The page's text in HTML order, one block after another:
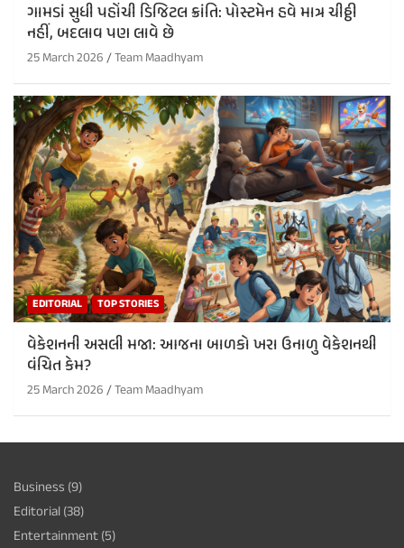
ગામડાં સુધી પહોંચી ડિજિટલ ક્રાંતિ: પોસ્ટમેન હવે માત્ર ચીઠ્ઠી
નહીં, બદલાવ પણ લાવે છે
25 March 2026 Team Maadhyam
EDITORIAL TOP STORIES
વેકેશનની અસલી મજા: આજના બાળકો ખરા ઉનાળુ વેકેશનથી
વંચિત કેમ?
25 March 2026 Team Maadhyam
Business (9)
Editorial(38)
Entertainment(5)